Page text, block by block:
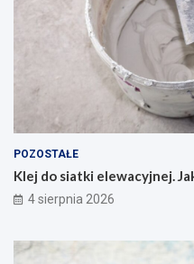
POZOSTAŁE
Klej do siatki elewacyjnej.
4 sierpnia 2026